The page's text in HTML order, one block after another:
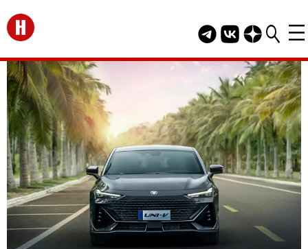
Перейти на главную
Telegram канал
Группа HELLO
Канал